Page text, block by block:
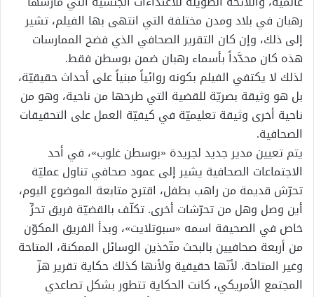
رهبان في بلاد ومدن مختلفة التي انتهى بها الفيلم، تشير
إلى ذلك، وإن كان التقرير الصحافي الذي فضح الممارسات
هذه كان محدَّداً بأسماء رهبان ضمن بوسطن فقط.
لذلك لا يكتفي الفيلم بكونه روائياً مبنياً على أحداث حقيقيّة،
بل هو وثيقة بصريّة للقضية التي طرحها من ناحية، وهو من
ناحية أخرى وثيقة تعليميّة في كيفيّة العمل على التحقيقات
الصحافية.
يتم تعيين مدير جديد لجريدة «بوسطن غلوب»، في أحد
الاجتماعات الصحافية يشير إلى عمود صحافي تناول عمليّة
تحرّش قديمة من راهب بطفل، اقترح متابعة الموضوع اليوم،
أين وصل وهل من تحرّشات أخرى. تكلّف بالقضيّة فريق تحرٍّ
خاص في الصحيفة اسمه «سبوتلايت»، وبدأ الفريق المكوّن
من أربعة صحافيين بالبحث متّخذين الوسائل الممكنة، المتاحة
وغير المتاحة. لأنّها حقيقية ولأنها كذلك حكاية تقرير هزّ
المجتمع الأمريكي، كانت الحكاية تتطور بشكل تصاعدي